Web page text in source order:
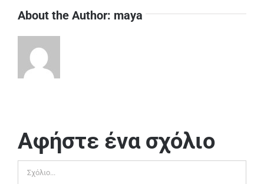
About the Author: maya
Αφήστε ένα σχόλιο
Σχόλιο